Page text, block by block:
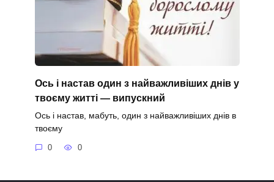
Ось і настав один з найважливіших днів у
твоєму житті — випускний
Ось і настав, мабуть, один з найважливіших днів в
твоєму
0 0